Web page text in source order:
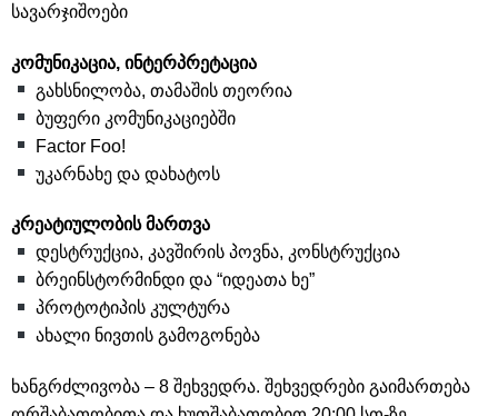
სავარჯიშოები
კომუნიკაცია, ინტერპრეტაცია
გახსნილობა, თამაშის თეორია
ბუფერი კომუნიკაციებში
Factor Foo!
უკარნახე და დახატოს
კრეატიულობის მართვა
დესტრუქცია, კავშირის პოვნა, კონსტრუქცია
ბრეინსტორმინდი და “იდეათა ხე”
პროტოტიპის კულტურა
ახალი ნივთის გამოგონება
ხანგრძლივობა – 8 შეხვედრა. შეხვედრები გაიმართება